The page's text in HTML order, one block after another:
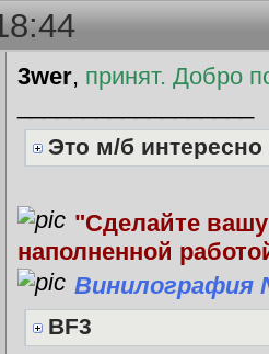
3wer, принят. Добро
Это м/б интересно
"Сделайте
наполненной
Винилография
BF3